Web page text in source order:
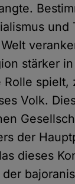
stärker
Volk.
der
dieses